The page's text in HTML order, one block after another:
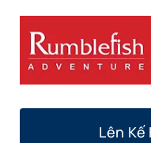
dung
Trang Chủ
Lên Kế